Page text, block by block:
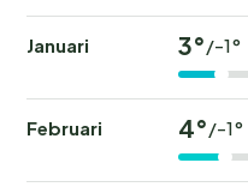
Januari 3°/-1°
Februari 4°/-1°